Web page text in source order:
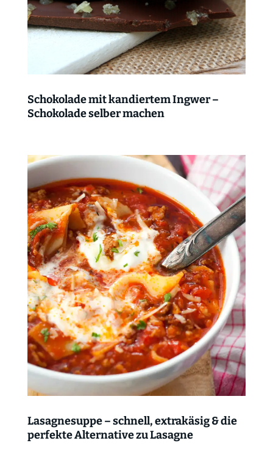
Schokolade mit kandiertem Ingwer –
Schokolade selber machen
Lasagnesuppe – schnell, extrakäsig & die
perfekte Alternative zu Lasagne